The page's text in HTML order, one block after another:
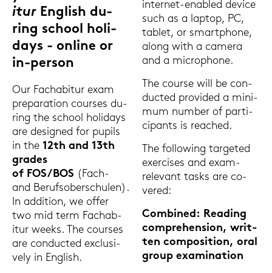
itur Eng­lish du­
ring school ho­li­
days - on­line or
in-​person
Our Fach­ab­itur exam
pre­pa­ra­ti­on cour­ses du­
ring the school ho­li­days
are de­si­gned for pu­pils
in the 12th and 13th
gra­des
of FOS/BOS (Fach-
and Be­rufs­ober­schu­len).
In ad­di­ti­on, we offer
two mid term Fach­ab­
itur weeks. The cour­ses
are con­duc­ted ex­clu­si­
ve­ly in Eng­lish.
internet-​enabled de­vice
such as a lap­top, PC,
ta­blet, or smart­pho­ne,
along with a ca­me­ra
and a mi­cro­pho­ne.
The cour­se will be con­
duc­ted pro­vi­ded a mi­ni­
mum num­ber of par­ti­
ci­pants is re­a­ched.
The fol­lo­wing tar­ge­ted
ex­er­cises and exam-​
relevant tasks are co­
ver­ed:
Com­bi­ned: Rea­ding
com­pre­hen­si­on, writ­
ten com­po­si­ti­on, oral
group ex­ami­na­ti­on